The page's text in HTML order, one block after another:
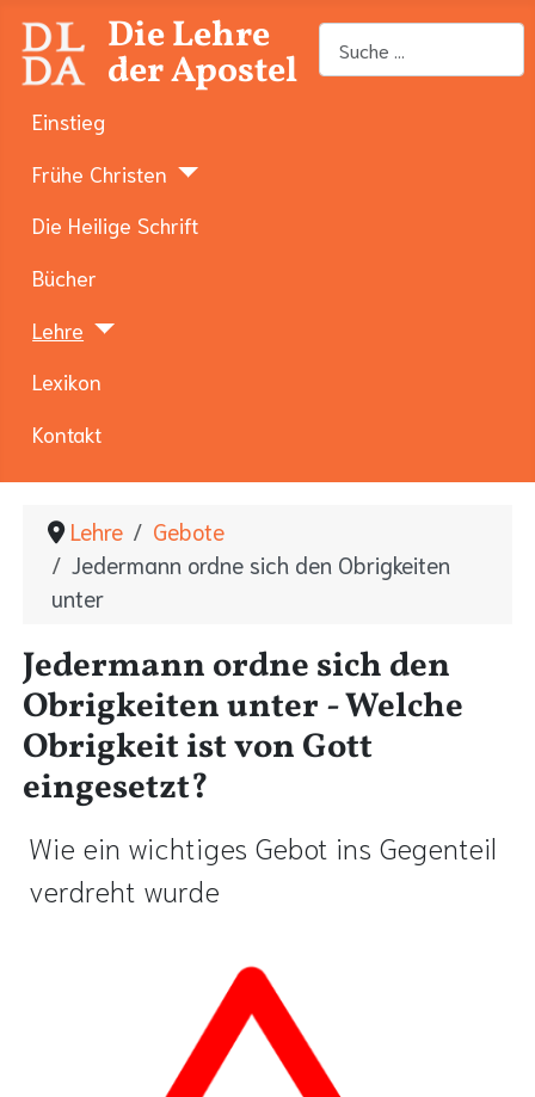
Die Lehre
der Apostel
Suchen
Einstieg
Frühe Christen
Die Heilige Schrift
Bücher
Lehre
Lexikon
Kontakt
Lehre
Gebote
Jedermann ordne sich den Obrigkeiten
unter
Jedermann ordne sich den
Obrigkeiten unter - Welche
Obrigkeit ist von Gott
eingesetzt?
Wie ein wichtiges Gebot ins Gegenteil
verdreht wurde